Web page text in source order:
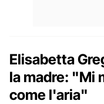
Elisabetta
la madre: "Mi
come l'aria"